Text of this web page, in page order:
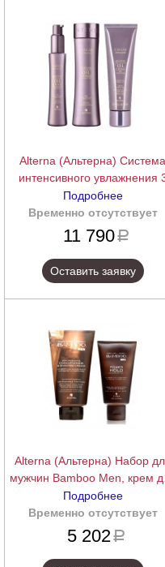
Alterna (Альтерна) Система
интенсивного увлажнения
шага Caviar Anti-Aging
Подробнее
Временно отсутствует
11 790a
Оставить заявку
Alterna (Альтерна) Набор
мужчин Bamboo Men, крем
бритья+гель для волос
Подробнее
Временно отсутствует
5 202a